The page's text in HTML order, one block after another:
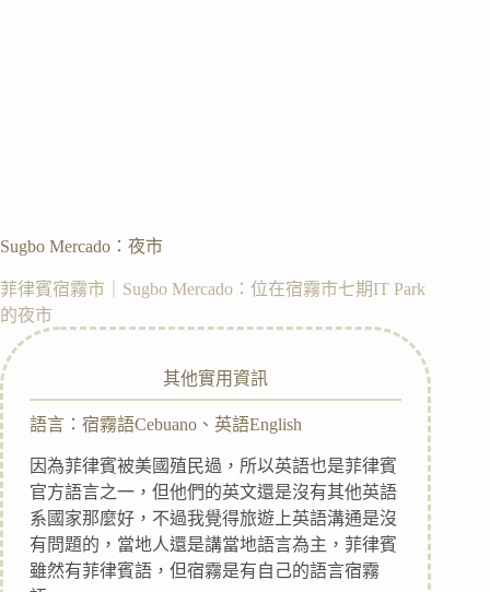
Sugbo Mercado：夜市
菲律賓宿霧市｜Sugbo Mercado：位在宿霧市七期IT Park
的夜市
其他實用資訊
語言：宿霧語Cebuano、英語English
因為菲律賓被美國殖民過，所以英語也是菲律賓
官方語言之一，但他們的英文還是沒有其他英語
系國家那麼好，不過我覺得旅遊上英語溝通是沒
有問題的，當地人還是講當地語言為主，菲律賓
雖然有菲律賓語，但宿霧是有自己的語言宿霧